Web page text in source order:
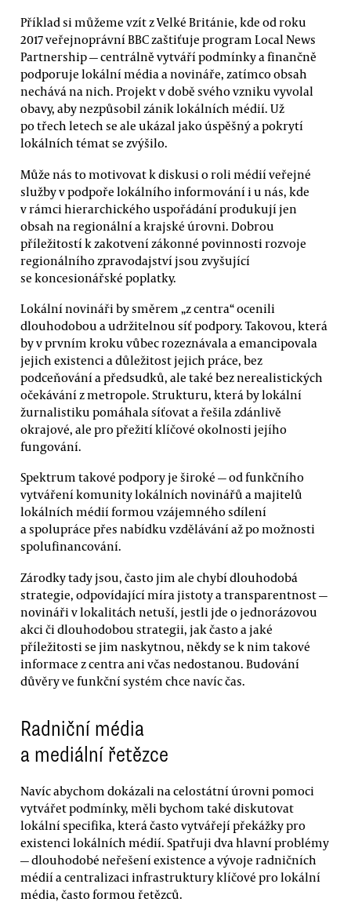
Příklad si můžeme vzít z Velké Británie, kde od roku
2017 veřejnoprávní BBC zaštiťuje program Local News
Partnership — centrálně vytváří podmínky a finančně
podporuje lokální média a novináře, zatímco obsah
nechává na nich. Projekt v době svého vzniku vyvolal
obavy, aby nezpůsobil zánik lokálních médií. Už
po třech letech se ale ukázal jako úspěšný a pokrytí
lokálních témat se zvýšilo.
Může nás to motivovat k diskusi o roli médií veřejné
služby v podpoře lokálního informování i u nás, kde
v rámci hierarchického uspořádání produkují jen
obsah na regionální a krajské úrovni. Dobrou
příležitostí k zakotvení zákonné povinnosti rozvoje
regionálního zpravodajství jsou zvyšující
se koncesionářské poplatky.
Lokální novináři by směrem „z centra“ ocenili
dlouhodobou a udržitelnou síť podpory. Takovou, která
by v prvním kroku vůbec rozeznávala a emancipovala
jejich existenci a důležitost jejich práce, bez
podceňování a předsudků, ale také bez nerealistických
očekávání z metropole. Strukturu, která by lokální
žurnalistiku pomáhala síťovat a řešila zdánlivě
okrajové, ale pro přežití klíčové okolnosti jejího
fungování.
Spektrum takové podpory je široké — od funkčního
vytváření komunity lokálních novinářů a majitelů
lokálních médií formou vzájemného sdílení
a spolupráce přes nabídku vzdělávání až po možnosti
spolufinancování.
Zárodky tady jsou, často jim ale chybí dlouhodobá
strategie, odpovídající míra jistoty a transparentnost —
novináři v lokalitách netuší, jestli jde o jednorázovou
akci či dlouhodobou strategii, jak často a jaké
příležitosti se jim naskytnou, někdy se k nim takové
informace z centra ani včas nedostanou. Budování
důvěry ve funkční systém chce navíc čas.
Radniční média
a mediální řetězce
Navíc abychom dokázali na celostátní úrovni pomoci
vytvářet podmínky, měli bychom také diskutovat
lokální specifika, která často vytvářejí překážky pro
existenci lokálních médií. Spatřuji dva hlavní problémy
— dlouhodobé neřešení existence a vývoje radničních
médií a centralizaci infrastruktury klíčové pro lokální
média, často formou řetězců.